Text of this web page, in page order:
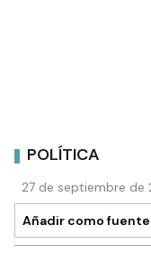
POLÍTICA
27 de septiembre de
Añadir como fuente